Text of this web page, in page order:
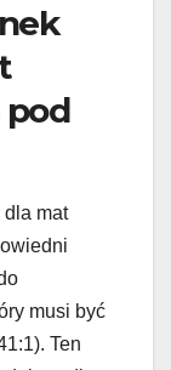
mat
musi być
Ten